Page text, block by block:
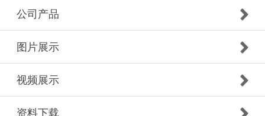
公司产品
图片展示
视频展示
资料下载